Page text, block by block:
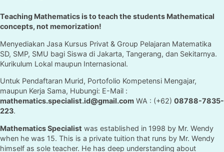
Teaching Mathematics is to teach the students Mathematical
concepts, not memorization!
Menyediakan Jasa Kursus Privat & Group Pelajaran Matematika
SD, SMP, SMU bagi Siswa di Jakarta, Tangerang, dan Sekitarnya.
Kurikulum Lokal maupun Internasional.
Untuk Pendaftaran Murid, Portofolio Kompetensi Mengajar,
maupun Kerja Sama, Hubungi: E-Mail :
mathematics.specialist.id@gmail.com WA : (+62) 08788-7835-
223.
Mathematics Specialist was established in 1998 by Mr. Wendy
when he was 15. This is a private tuition that runs by Mr. Wendy
himself as sole teacher. He has deep understanding about